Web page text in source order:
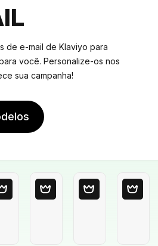
de e-mail de Klaviyo para
você. Personalize-os nos
sua campanha!